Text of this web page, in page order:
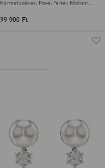
Körmetszéses, Pavé, Fehér, Ródium
39 900 Ft